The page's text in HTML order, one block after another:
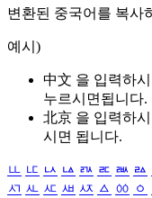
변환된 중국어를 복사
예시)
中文 을 입력하
누르시면됩니다.
北京 을 입력하
시면 됩니다.
ㅥ ㅦ ㅧ ㅨ ㅩ ㅪ ㅫ ㅬ
ㅺ ㅻ ㅼ ㅽ ㅾ ㅿ ㆀ ㆁ